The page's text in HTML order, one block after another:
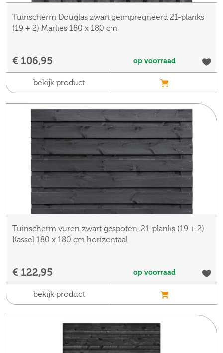
Tuinscherm Douglas zwart geïmpregneerd 21-planks
(19 + 2) Marlies 180 x 180 cm
€ 106,95 op voorraad
bekijk product
Tuinscherm vuren zwart gespoten, 21-planks (19 + 2)
Kassel 180 x 180 cm horizontaal
€ 122,95 op voorraad
bekijk product